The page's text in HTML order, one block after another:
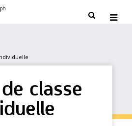
 
classe